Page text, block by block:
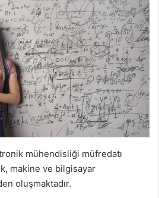
mühendisliği müfredatı
makine ve bilgisayar
oluşmaktadır.